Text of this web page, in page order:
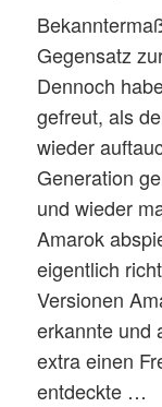
Gegensatz
Dennoch
gefreut, als
wieder
Generation
und wieder
Amarok
eigentlich
Versionen
erkannte und
extra einen
entdeckte …